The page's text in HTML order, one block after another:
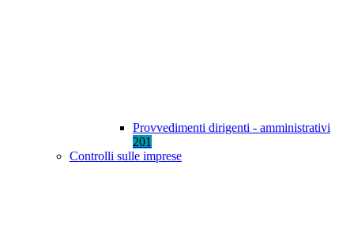
Provvedimenti dirigenti - amministrativi
201
Controlli sulle imprese